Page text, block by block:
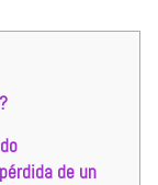
de un